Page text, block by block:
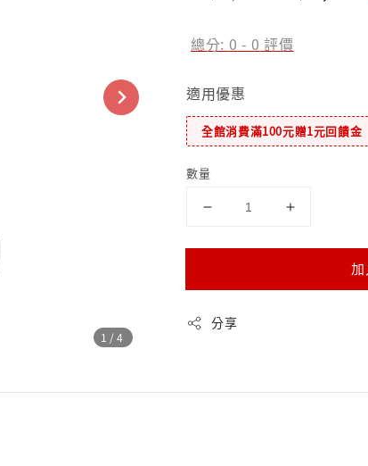
1 /4
總分: 0 - 0 評價
適用優惠
全館消費滿100元贈1元回饋金
數量
分享